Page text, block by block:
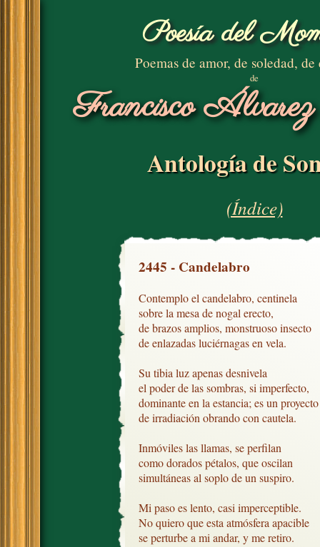
Poesía del
Poemas de amor, de soledad, de
de
Francisco
Antología de
(Índice)
2445 - Candelabro
Contemplo el candelabro, centinela
sobre la mesa de nogal erecto,
de brazos amplios, monstruoso insecto
de enlazadas luciérnagas en vela.
Su tibia luz apenas desnivela
el poder de las sombras, si imperfecto,
dominante en la estancia; es un
de irradiación obrando con cautela.
Inmóviles las llamas, se perfilan
como dorados pétalos, que oscilan
simultáneas al soplo de un suspiro.
Mi paso es lento, casi imperceptible.
No quiero que esta atmósfera apacible
se perturbe a mi andar, y me retiro.